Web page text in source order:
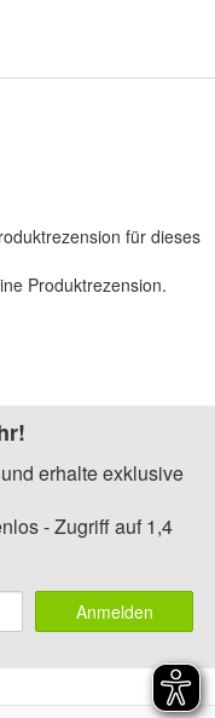
für dieses
Produktrezension.
erhalte exklusive
- Zugriff auf 1,4
Anmelden